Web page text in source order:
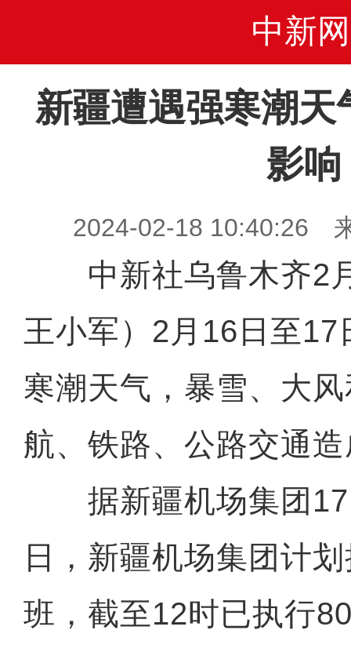
中新网
新疆遭遇强寒潮天
影响
2024-02-18 10:40:26
中新社乌鲁木齐2
王小军）2月16日至17
寒潮天气，暴雪、大
航、铁路、公路交通
据新疆机场集团17
日，新疆机场集团计
班，截至12时已执行